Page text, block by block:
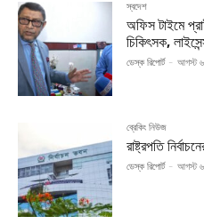
স্বদেশ
অফিস টাইমে
চিকিৎসক,
ডেস্ক রিপোর্ট - আগস্ট
ব্রেকিং নিউজ
রাষ্ট্রপতি
ডেস্ক রিপোর্ট - আগস্ট